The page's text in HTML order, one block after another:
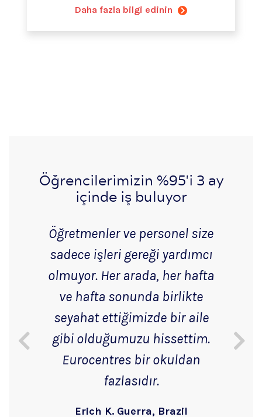
Daha fazla bilgi edinin
Öğrencilerimizin %95'i 3 ay
içinde iş buluyor
Öğretmenler ve personel size
sadece işleri gereği yardımcı
olmuyor. Her arada, her hafta
ve hafta sonunda birlikte
seyahat ettiğimizde bir aile
gibi olduğumuzu hissettim.
Eurocentres bir okuldan
fazlasıdır.
Erich K. Guerra, Brazil